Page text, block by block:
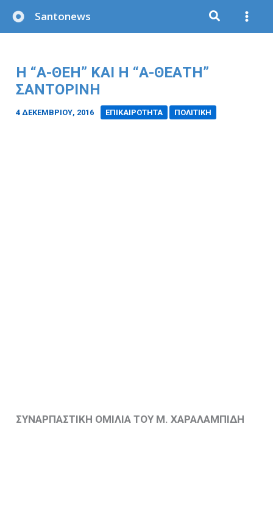
στο
Santonews
Η “Α-ΘΕΗ” ΚΑΙ Η “Α-ΘΕΑΤΗ”
ΣΑΝΤΟΡΙΝΗ
4 ΔΕΚΕΜΒΡΊΟΥ, 2016 ΕΠΙΚΑΙΡΟΤΗΤΑ ΠΟΛΙΤΙΚΗ
ΣΥΝΑΡΠΑΣΤΙΚΗ ΟΜΙΛΙΑ ΤΟΥ Μ. ΧΑΡΑΛΑΜΠΙΔΗ